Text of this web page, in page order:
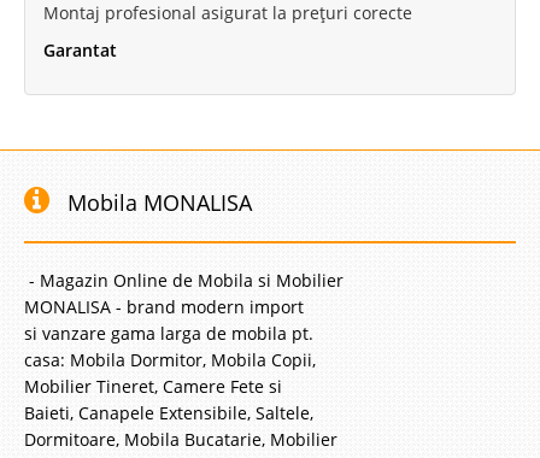
Montaj profesional asigurat la prețuri corecte
Garantat
Mobila MONALISA
- Magazin Online de Mobila si Mobilier
MONALISA - brand modern import
si vanzare gama larga de mobila pt.
casa: Mobila Dormitor, Mobila Copii,
Mobilier Tineret, Camere Fete si
Baieti, Canapele Extensibile, Saltele,
Dormitoare, Mobila Bucatarie, Mobilier